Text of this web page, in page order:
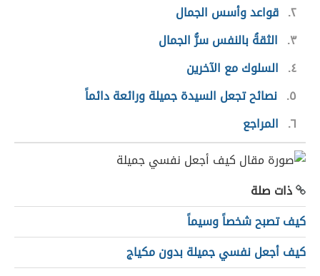
٢ قواعد وأسس الجمال
٣
الثقةُ بالنفس سرُّ الجمال
٤
السلوك مع الآخرين
٥ نصائح تجعل السيدة جميلة ورائعة دائماً
٦ المراجع
ذات صلة
كيف تصبح شخصاً وسيماً
كيف أجعل نفسي جميلة بدون مكياج